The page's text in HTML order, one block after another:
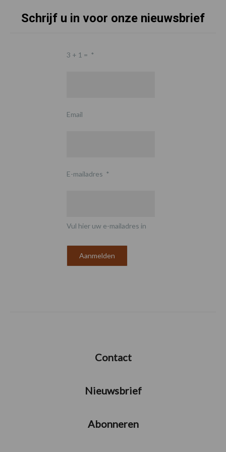
Schrijf u in voor onze nieuwsbrief
3 + 1 = *
Email
E-mailadres *
Vul hier uw e-mailadres in
Contact
Nieuwsbrief
Abonneren